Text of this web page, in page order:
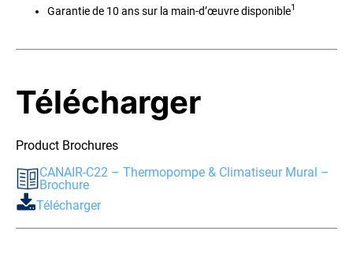
Garantie de 10 ans sur la main-d’œuvre disponible1
Télécharger
Product Brochures
CANAIR-C22 – Thermopompe & Climatiseur Mural –
Brochure
Télécharger